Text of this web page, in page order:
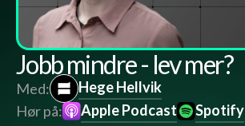
Jobb mindre - lev mer?
Med:
Hege Hellvik
Hør på:
Apple Podcast Spotify